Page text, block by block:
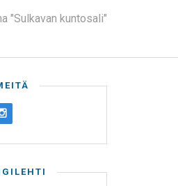
"Sulkavan kuntosali"